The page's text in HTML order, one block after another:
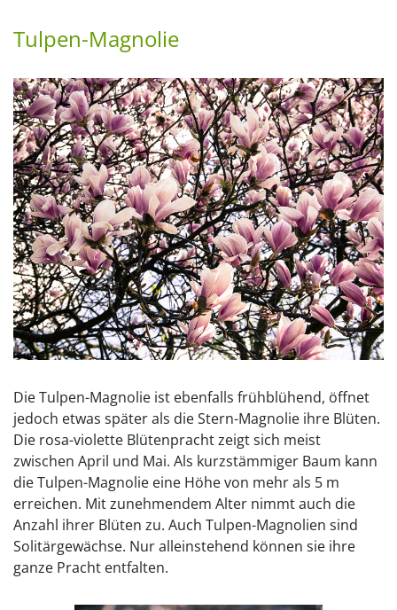
Tulpen-Magnolie
Die Tulpen-Magnolie ist ebenfalls frühblühend, öffnet
jedoch etwas später als die Stern-Magnolie ihre Blüten.
Die rosa-violette Blütenpracht zeigt sich meist
zwischen April und Mai. Als kurzstämmiger Baum kann
die Tulpen-Magnolie eine Höhe von mehr als 5 m
erreichen. Mit zunehmendem Alter nimmt auch die
Anzahl ihrer Blüten zu. Auch Tulpen-Magnolien sind
Solitärgewächse. Nur alleinstehend können sie ihre
ganze Pracht entfalten.